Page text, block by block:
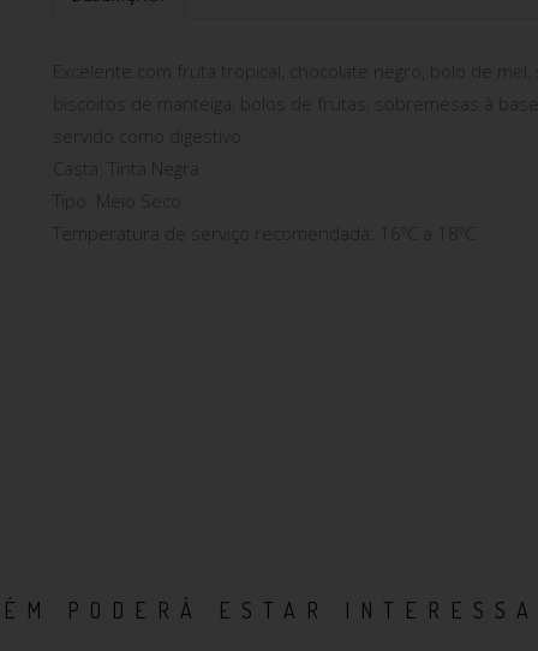
Excelente com fruta tropical, chocolate negro, bolo de
biscoitos de manteiga, bolos de frutas, sobremesas à
servido como digestivo.
Casta: Tinta Negra
Tipo: Meio Seco
Temperatura de serviço recomendada: 16ºC a 18ºC
PODERÁ ESTAR